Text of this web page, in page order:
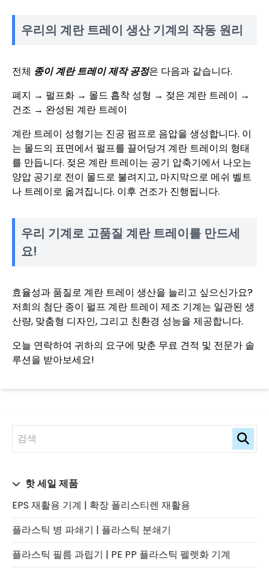
우리의 계란 트레이 생산 기계의 작동 원리
전체 종이 계란 트레이 제작 공정은 다음과 같습니다.
폐지 → 펄프화 → 몰드 흡착 성형 → 젖은 계란 트레이 →
건조 → 완성된 계란 트레이
계란 트레이 성형기는 진공 펌프로 음압을 생성합니다. 이
는 몰드의 표면에서 펄프를 끌어당겨 계란 트레이의 형태
를 만듭니다. 젖은 계란 트레이는 공기 압축기에서 나오는
양압 공기로 전이 몰드로 불려지고, 마지막으로 메쉬 벨트
나 트레이로 옮겨집니다. 이후 건조가 진행됩니다.
우리 기계로 고품질 계란 트레이를 만드세
요!
효율성과 품질로 계란 트레이 생산을 늘리고 싶으신가요?
저희의 첨단 종이 펄프 계란 트레이 제조 기계는 일관된 생
산량, 맞춤형 디자인, 그리고 친환경 성능을 제공합니다.
오늘 연락하여 귀하의 요구에 맞춘 무료 견적 및 전문가 솔
루션을 받아보세요!
핫 세일 제품
EPS 재활용 기계 | 확장 폴리스티렌 재활용
플라스틱 병 파쇄기 | 플라스틱 분쇄기
플라스틱 필름 과립기 | PE PP 플라스틱 펠렛화 기계